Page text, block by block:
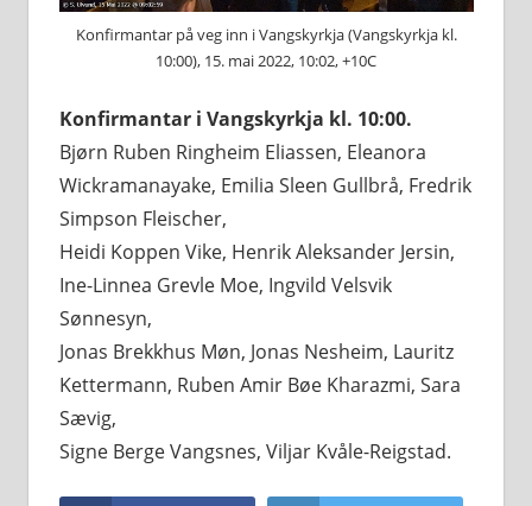
Konfirmantar på veg inn i Vangskyrkja (Vangskyrkja kl.
10:00), 15. mai 2022, 10:02, +10C
Konfirmantar i Vangskyrkja kl. 10:00.
Bjørn Ruben Ringheim Eliassen, Eleanora
Wickramanayake, Emilia Sleen Gullbrå, Fredrik
Simpson Fleischer,
Heidi Koppen Vike, Henrik Aleksander Jersin,
Ine-Linnea Grevle Moe, Ingvild Velsvik
Sønnesyn,
Jonas Brekkhus Møn, Jonas Nesheim, Lauritz
Kettermann, Ruben Amir Bøe Kharazmi, Sara
Sævig,
Signe Berge Vangsnes, Viljar Kvåle-Reigstad.